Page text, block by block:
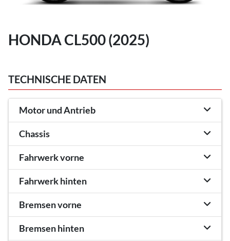
HONDA CL500 (2025)
TECHNISCHE DATEN
Motor und Antrieb
Chassis
Fahrwerk vorne
Fahrwerk hinten
Bremsen vorne
Bremsen hinten